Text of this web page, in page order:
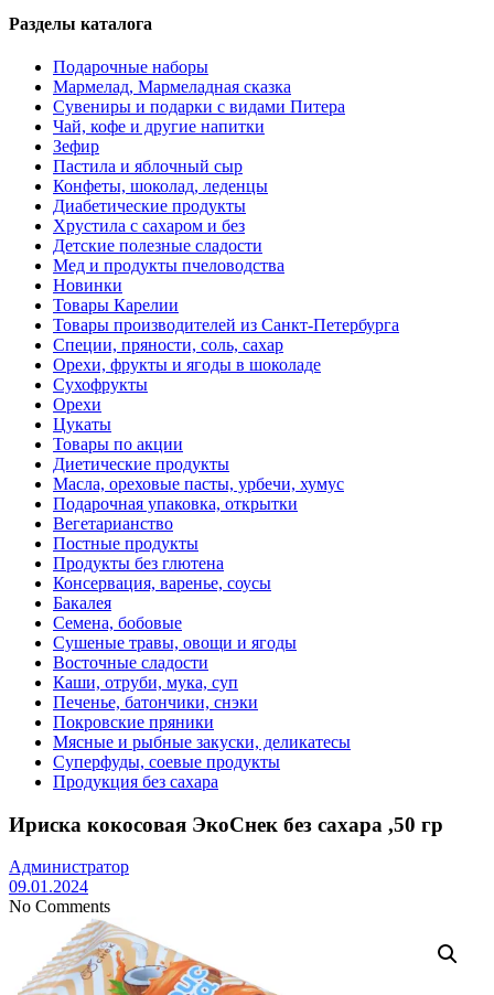
Разделы каталога
Подарочные наборы
Мармелад, Мармеладная сказка
Сувениры и подарки с видами Питера
Чай, кофе и другие напитки
Зефир
Пастила и яблочный сыр
Конфеты, шоколад, леденцы
Диабетические продукты
Хрустила с сахаром и без
Детские полезные сладости
Мед и продукты пчеловодства
Новинки
Товары Карелии
Товары производителей из Санкт-Петербурга
Специи, пряности, соль, сахар
Орехи, фрукты и ягоды в шоколаде
Сухофрукты
Орехи
Цукаты
Товары по акции
Диетические продукты
Масла, ореховые пасты, урбечи, хумус
Подарочная упаковка, открытки
Вегетарианство
Постные продукты
Продукты без глютена
Консервация, варенье, соусы
Бакалея
Семена, бобовые
Сушеные травы, овощи и ягоды
Восточные сладости
Каши, отруби, мука, суп
Печенье, батончики, снэки
Покровские пряники
Мясные и рыбные закуски, деликатесы
Суперфуды, соевые продукты
Продукция без сахара
Ириска кокосовая ЭкоСнек без сахара ,50 гр
Администратор
09.01.2024
No Comments